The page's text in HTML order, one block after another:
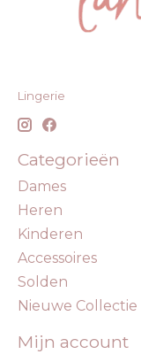
Lingerie
Categorieën
Dames
Heren
Kinderen
Accessoires
Solden
Nieuwe Collectie
Mijn account